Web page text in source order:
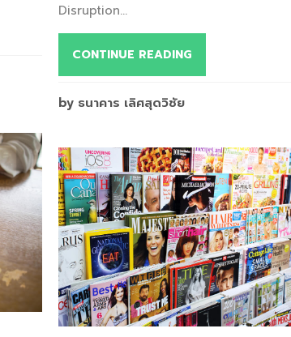
Disruption...
CONTINUE READING
by ธนาคาร เลิศสุดวิชัย